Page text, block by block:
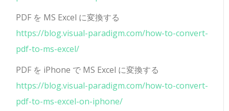
PDF を MS Excel に変換する
https://blog.visual-paradigm.com/how-to-convert-
pdf-to-ms-excel/
PDF を iPhone で MS Excel に変換する
https://blog.visual-paradigm.com/how-to-convert-
pdf-to-ms-excel-on-iphone/